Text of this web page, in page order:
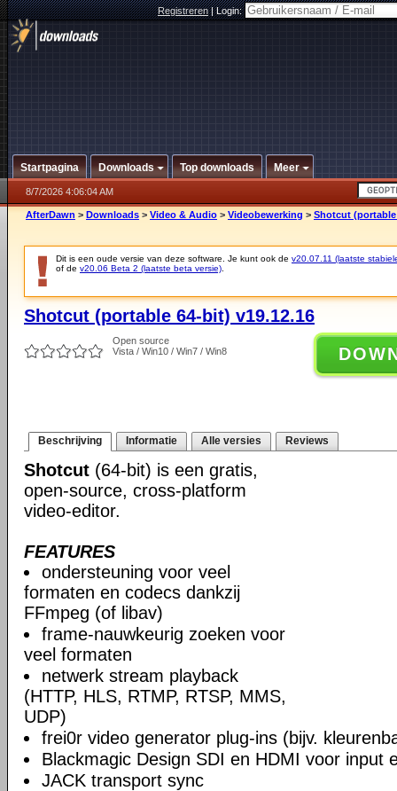
Registreren|Login:
Startpagina Downloads Top downloads Meer
8/7/2026 4:06:04 AM
AfterDawn > Downloads > Video & Audio > Videobewerking > Shotcut (portable
Dit is een oude versie van deze software. Je kunt ook de v20.07.11 (laatste
of de v20.06 Beta 2 (laatste beta versie)
Shotcut (portable 64-bit) v19.12.16
Open source
Vista / Win10 / Win7 / Win8
Beschrijving Informatie Alle versies Reviews
Shotcut (64-bit) is een gratis,
open-source, cross-platform
video-editor.
FEATURES
ondersteuning voor veel
formaten en codecs dankzij
FFmpeg (of libav)
frame-nauwkeurig zoeken voor
veel formaten
netwerk stream playback
(HTTP, HLS, RTMP, RTSP, MMS,
UDP)
frei0r video generator plug-ins (bijv.
Blackmagic Design SDI en HDMI voor input
JACK transport sync